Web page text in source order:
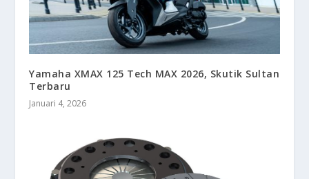
Yamaha XMAX 125 Tech MAX 2026, Skutik Sultan
Terbaru
Januari 4, 2026